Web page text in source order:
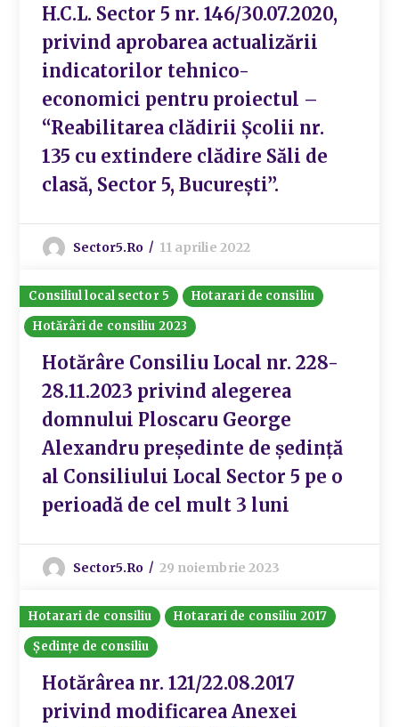
H.C.L. Sector 5 nr. 146/30.07.2020,
privind aprobarea actualizării
indicatorilor tehnico-
economici pentru proiectul –
“Reabilitarea clădirii Școlii nr.
135 cu extindere clădire Săli de
clasă, Sector 5, București’’.
Sector5.ro 11 aprilie 2022
Consiliul local sector 5
Hotarari de consiliu
Hotărâri de consiliu 2023
Hotărâre Consiliu Local nr. 228-
28.11.2023 privind alegerea
domnului Ploscaru George
Alexandru preşedinte de şedinţă
al Consiliului Local Sector 5 pe o
perioadă de cel mult 3 luni
Sector5.ro 29 noiembrie 2023
Hotarari de consiliu
Hotarari de consiliu 2017
Ședințe de consiliu
Hotărârea nr. 121/22.08.2017
privind modificarea Anexei